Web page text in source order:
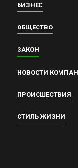
БИЗНЕС
ОБЩЕСТВО
ЗАКОН
НОВОСТИ
ПРОИСШЕСТВИЯ
СТИЛЬ ЖИЗНИ